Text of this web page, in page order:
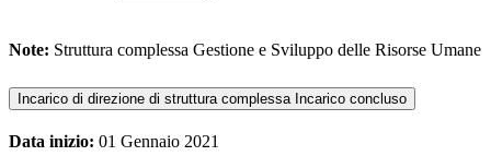
Note: Struttura complessa Gestione e Sviluppo delle Risorse Umane
Incarico di direzione di struttura complessa Incarico concluso
Data inizio: 01 Gennaio 2021